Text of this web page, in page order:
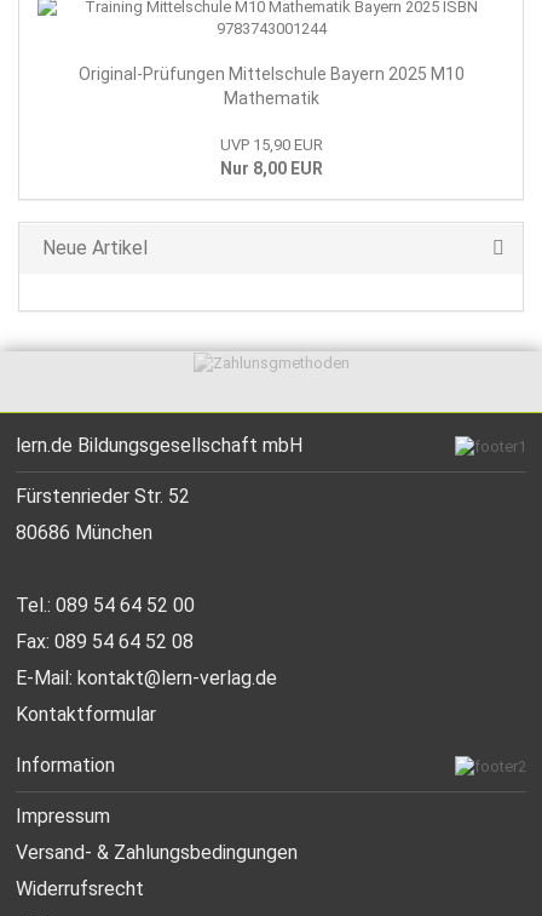
Original-Prüfungen Mittelschule Bayern 2025 M10
Mathematik
UVP 15,90 EUR
Nur 8,00 EUR
Neue Artikel
lern.de Bildungsgesellschaft mbH
Fürstenrieder Str. 52
80686 München
Tel.: 089 54 64 52 00
Fax: 089 54 64 52 08
E-Mail:kontakt@lern-verlag.de
Kontaktformular
Information
Impressum
Versand- & Zahlungsbedingungen
Widerrufsrecht